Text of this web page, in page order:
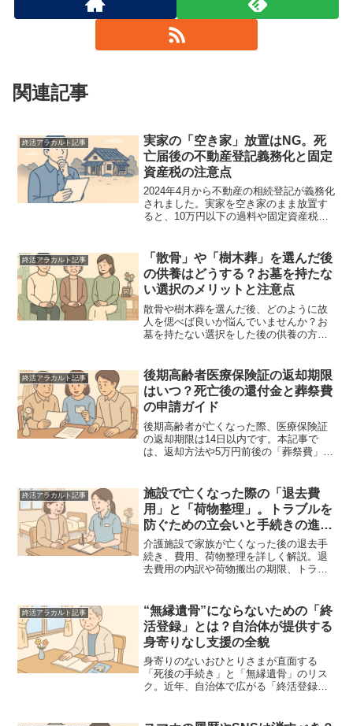
関連記事
終活アラカルト記事
実家の「空き家」放置はNG。死
亡届後の不動産登記義務化と固定
資産税の注意点
2024年4月から不動産の相続登記が義務化
されました。実家を空き家のまま放置す
ると、10万円以下の過料や固定資産税が
を専門家視点で分かりやすく解説しま
す。
終活アラカルト記事
「散骨」や「樹木葬」を選んだ後
の供養はどうする？お墓を持たな
い選択のメリットと注意点
散骨や樹木葬を選んだ後、どのように故
人を偲べば良いか悩んでいませんか？お
墓を持たない選択をした後の供養の方法
アなど、新しい供養の形を提案します。
終活アラカルト記事
後期高齢者医療保険証の返却期限
はいつ？死亡後の還付金と葬祭費
の申請ガイド
後期高齢者が亡くなった際、医療保険証
の返却期限は14日以内です。本記事で
は、返却方法や5万円前後の「葬祭費」受
説。遺族が迷わず進めるためのチェック
リスト付です。
終活アラカルト記事
施設で亡くなった際の「退去費
用」と「荷物整理」。トラブルを
防ぐための立会いと手続きの進め
方
介護施設で家族が亡くなった後の退去手
続き、費用、荷物整理を詳しく解説。退
去費用の内訳や荷物搬出の期限、トラブ
だしい時期に、遺族がスムーズに動くた
めの実務ガイドです。
終活アラカルト記事
“無縁遺骨”にならないための「終
活登録」とは？自治体が提供する
身寄りなし支援の全貌
身寄りのないおひとりさまが直面する
「死後の手続き」と「無縁遺骨」のリス
ク。近年、自治体で広がる「終活登録」